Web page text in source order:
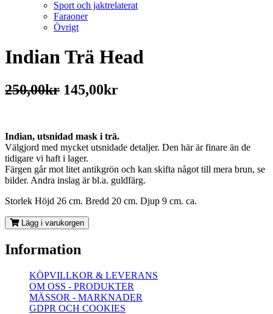
Sport och jaktrelaterat
Faraoner
Övrigt
Indian Trä Head
250,00kr 145,00kr
Indian, utsnidad mask i trä.
Välgjord med mycket utsnidade detaljer. Den här är finare än de
tidigare vi haft i lager.
Färgen går mot litet antikgrön och kan skifta något till mera brun, se
bilder. Andra inslag är bl.a. guldfärg.
Storlek Höjd 26 cm. Bredd 20 cm. Djup 9 cm. ca.
Lägg i varukorgen
Information
KÖPVILLKOR & LEVERANS
OM OSS - PRODUKTER
MÄSSOR - MARKNADER
GDPR OCH COOKIES